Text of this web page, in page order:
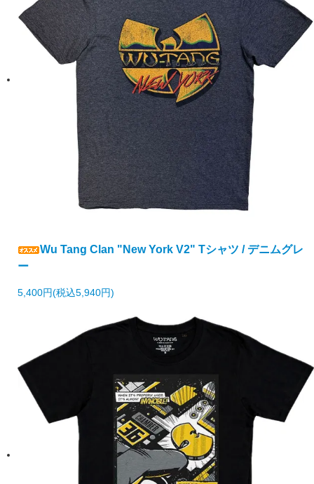
Wu Tang Clan "New York V2" Tシャツ / デニムグレ
ー
5,400円(税込5,940円)